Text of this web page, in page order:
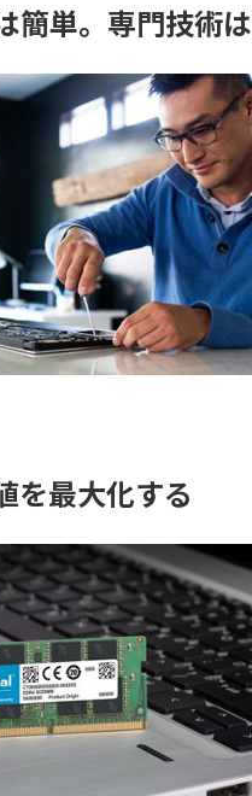
簡単。専門技術
を最大化する